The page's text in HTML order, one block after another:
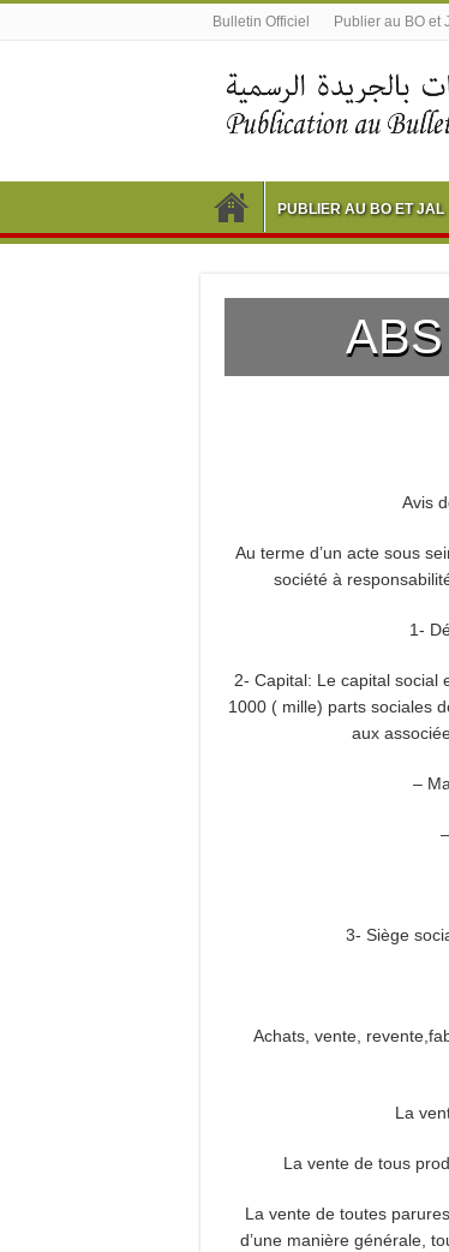
Bulletin Officiel Publier au BO et
PUBLIER AU BO ET JAL
Avis
Au terme d’un acte sous
société à
1-
2- Capital: Le capital social
1000 ( mille) parts sociales
aux
–
3- Siège
Achats, vente,
La
La vente de tous
La vente de toutes
d’une manière générale,